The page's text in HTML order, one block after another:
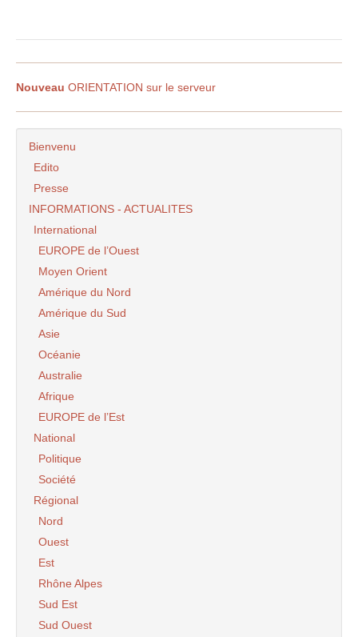
Nouveau ORIENTATION sur le serveur
Bienvenu
Edito
Presse
INFORMATIONS - ACTUALITES
International
EUROPE de l’Ouest
Moyen Orient
Amérique du Nord
Amérique du Sud
Asie
Océanie
Australie
Afrique
EUROPE de l’Est
National
Politique
Société
Régional
Nord
Ouest
Est
Rhône Alpes
Sud Est
Sud Ouest